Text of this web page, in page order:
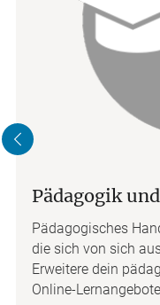
Pädagogik
Pädagogisches
die sich von sich
Erweitere dein
Online-